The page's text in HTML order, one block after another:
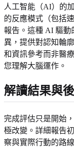
人工智能（AI）的
的反應模式（包括
報告。這種 AI 驅動
異，提供對認知輪
和資訊參考而非醫
您理解大腦運作。
解讀結果與
完成評估只是開始
極改變。詳細報告
察與實際行動的路